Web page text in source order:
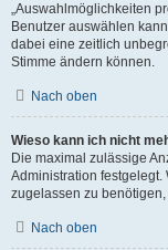
„Auswahlmöglichkeiten
Benutzer auswählen
dabei eine zeitlich
Stimme ändern können.
Nach oben
Wieso kann ich nicht
Die maximal zulässige
Administration festgelegt.
zugelassen zu
Nach oben